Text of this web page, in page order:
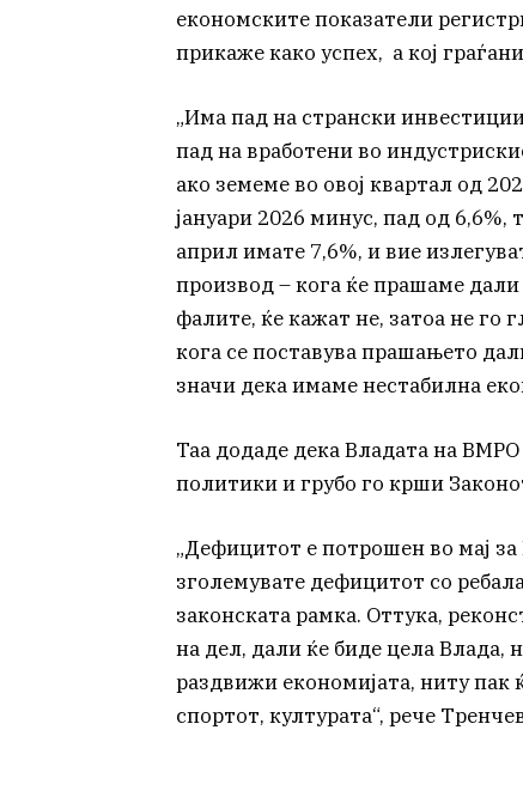
економските показатели
прикаже како успех, а кој
„Има пад на странски
пад на вработени во
ако земеме во овој квартал од
јануари 2026 минус, пад од 6,6%,
април имате 7,6%, и вие
производ – кога ќе прашаме
фалите, ќе кажат не, затоа не го
кога се поставува прашањето
значи дека имаме нестабилна
Таа додаде дека Владата на
политики и грубо го крши
„Дефицитот е потрошен во мај
зголемувате дефицитот со
законската рамка. Оттука,
на дел, дали ќе биде цела Влада,
раздвижи економијата, ниту пак
спортот, културата“, рече